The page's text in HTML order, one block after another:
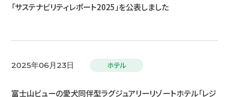
「サステナビリティレポート2025」を公表しました
2025年06月23日 ホテル
富士山ビューの愛犬同伴型ラグジュアリーリゾートホテル「レジ